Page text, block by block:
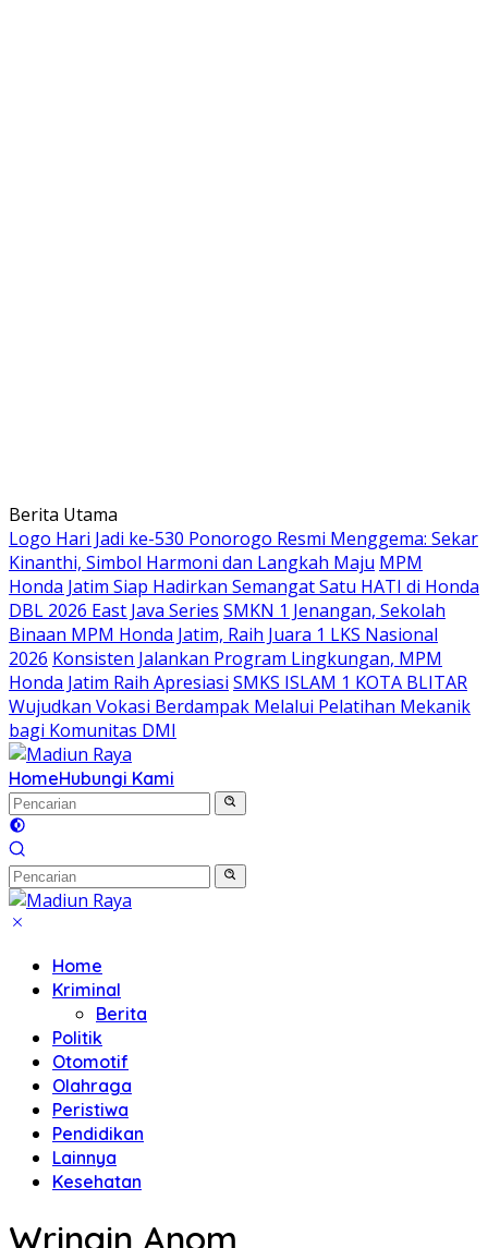
Langsung
ke
konten
Berita Utama
Logo Hari Jadi ke-530 Ponorogo Resmi Menggema: Sekar
Kinanthi, Simbol Harmoni dan Langkah Maju MPM
Honda Jatim Siap Hadirkan Semangat Satu HATI di Honda
DBL 2026 East Java Series SMKN 1 Jenangan, Sekolah
Binaan MPM Honda Jatim, Raih Juara 1 LKS Nasional
2026 Konsisten Jalankan Program Lingkungan, MPM
Honda Jatim Raih Apresiasi SMKS ISLAM 1 KOTA BLITAR
Wujudkan Vokasi Berdampak Melalui Pelatihan Mekanik
bagi Komunitas DMI
HomeHubungi Kami
Home
Kriminal
Berita
Politik
Otomotif
Olahraga
Peristiwa
Pendidikan
Lainnya
Kesehatan
Wringin Anom